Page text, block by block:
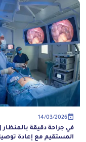
14/03/2026
في جراحة دقيقة
المستقيم مع إعادة